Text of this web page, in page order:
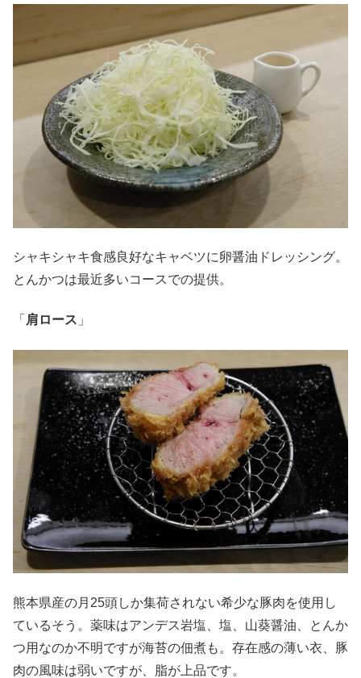
シャキシャキ食感良好なキャベツに卵醤油ドレッシング。
とんかつは最近多いコースでの提供。
「 肩ロース 」
熊本県産の月25頭しか集荷されない希少な豚肉を使用し
ているそう。薬味はアンデス岩塩、塩、山葵醤油、とんか
つ用なのか不明ですが海苔の佃煮も。存在感の薄い衣、豚
肉の風味は弱いですが、脂が上品です。